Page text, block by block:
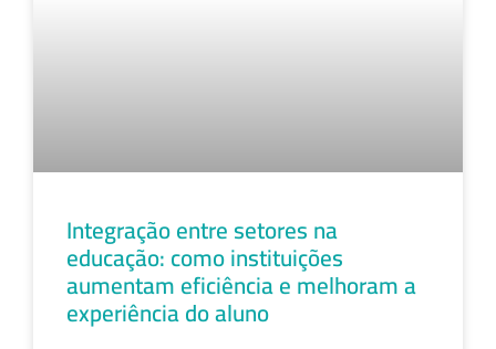
Integração entre setores na
educação: como instituições
aumentam eficiência e melhoram a
experiência do aluno